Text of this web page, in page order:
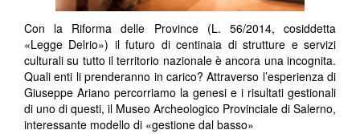
Con la Riforma delle Province (L. 56/2014, cosiddetta
«Legge Delrio») il futuro di centinaia di strutture e servizi
culturali su tutto il territorio nazionale è ancora una incognita.
Quali enti li prenderanno in carico? Attraverso l’esperienza di
Giuseppe Ariano percorriamo la genesi e i risultati gestionali
di uno di questi, il Museo Archeologico Provinciale di Salerno,
interessante modello di «gestione dal basso»